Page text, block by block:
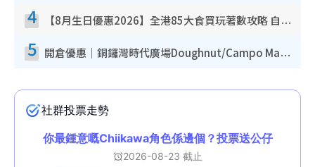
4 【8月生日優惠2026】全港85大食買玩著數攻略 自助餐/火鍋放題同行免費＋誠品/DONKI送現金券
5 開倉優惠｜銅鑼灣時代廣場Doughnut/Campo Marzio開倉低至1折！背囊、書包、手袋劈價$200起